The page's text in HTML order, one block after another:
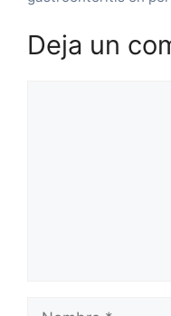
Deja un
Nombre